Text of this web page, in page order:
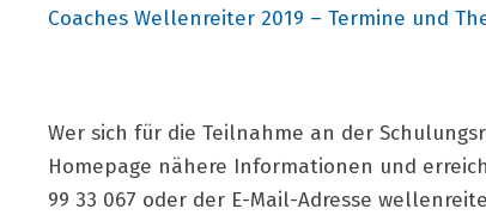
Coaches Wellenreiter 2019 – Termine und
Wer sich für die Teilnahme an der
Homepage nähere Informationen und
99 33 067 oder der E-Mail-Adresse